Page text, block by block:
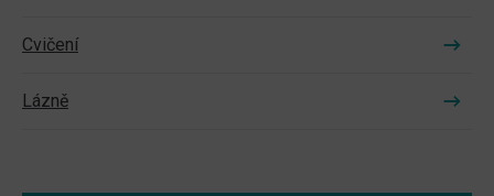
Cvičení
Lázně